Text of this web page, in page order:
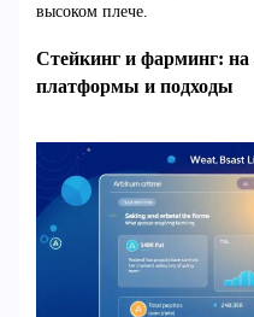
высоком плече.
Стейкинг и фарминг:
платформы и подходы